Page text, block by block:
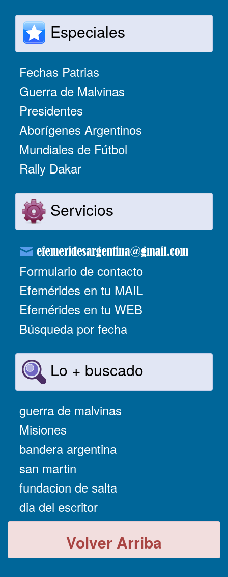
Especiales
Fechas Patrias
Guerra de Malvinas
Presidentes
Aborígenes Argentinos
Mundiales de Fútbol
Rally Dakar
Servicios
Formulario de contacto
Efemérides en tu MAIL
Efemérides en tu WEB
Búsqueda por fecha
Lo + buscado
guerra de malvinas
Misiones
bandera argentina
san martin
fundacion de salta
dia del escritor
Volver Arriba